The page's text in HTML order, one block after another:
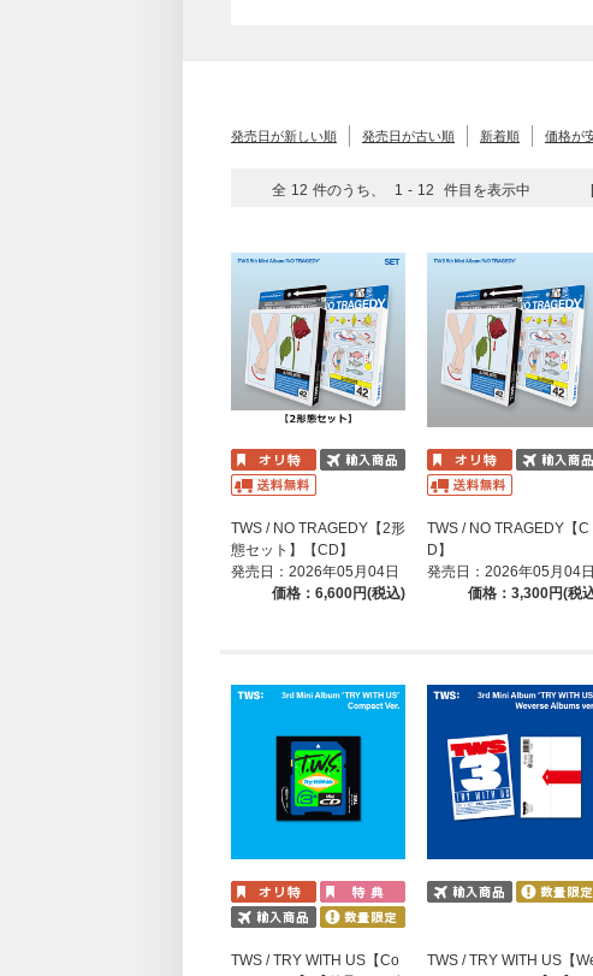
発売日が新しい順 発売日が古い順 新着順 価格が
全 12 件のうち、 1 - 12 件目を表示中 [
TWS / NO TRAGEDY【2形
態セット】【CD】
発売日：2026年05月04日
価格：6,600円(税込)
TWS / NO TRAGEDY【C
D】
発売日：2026年05月04日
価格：3,300円(税
TWS / TRY WITH US【Co
TWS / TRY WITH US【